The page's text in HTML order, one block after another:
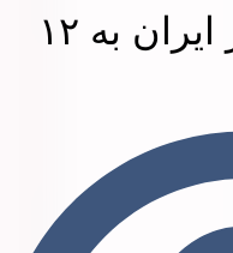
جمعیت سالمندی در ایران به ۱۲